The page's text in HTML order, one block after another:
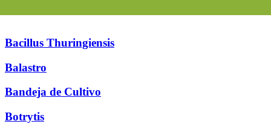
Bacillus Thuringiensis
Balastro
Bandeja de Cultivo
Botrytis